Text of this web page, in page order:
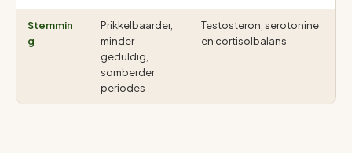
Stemmin
g
Prikkelbaarder,
minder
geduldig,
somberder
periodes
Testosteron, serotonine
en cortisolbalans